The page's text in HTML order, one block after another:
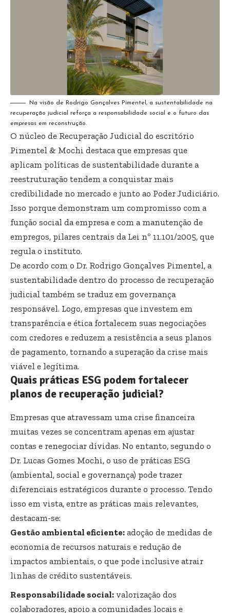
Na visão de Rodrigo Gonçalves Pimentel, a sustentabilidade na
recuperação judicial reforça a responsabilidade social e o futuro das
empresas em reconstrução.
O núcleo de Recuperação Judicial do escritório
Pimentel & Mochi destaca que empresas que
aplicam políticas de sustentabilidade durante a
reestruturação tendem a conquistar mais
credibilidade no mercado e junto ao Poder Judiciário.
Isso porque demonstram um compromisso com a
função social da empresa e com a manutenção de
empregos, pilares centrais da Lei nº 11.101/2005, que
regula o instituto.
De acordo com o Dr. Rodrigo Gonçalves Pimentel, a
sustentabilidade dentro do processo de recuperação
judicial também se traduz em governança
responsável. Logo, empresas que investem em
transparência e ética fortalecem suas negociações
com credores e reduzem a resistência a seus planos
de pagamento, tornando a superação da crise mais
viável e legítima.
Quais práticas ESG podem fortalecer
planos de recuperação judicial?
Empresas que atravessam uma crise financeira
muitas vezes se concentram apenas em ajustar
contas e renegociar dívidas. No entanto, segundo o
Dr. Lucas Gomes Mochi, o uso de práticas ESG
(ambiental, social e governança) pode trazer
diferenciais estratégicos durante o processo. Tendo
isso em vista, entre as práticas mais relevantes,
destacam-se:
Gestão ambiental eficiente: adoção de medidas de
economia de recursos naturais e redução de
impactos ambientais, o que pode inclusive atrair
linhas de crédito sustentáveis.
Responsabilidade social: valorização dos
colaboradores, apoio a comunidades locais e